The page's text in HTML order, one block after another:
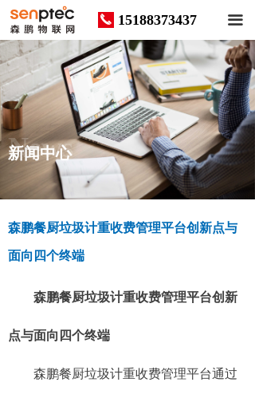
끀
끅 15188373437
森鹏餐厨垃圾计重收费管理平台创新点与
面向四个终端
森鹏餐厨垃圾计重收费管理平台创新
点与面向四个终端
森鹏餐厨垃圾计重收费管理平台通过
News
新闻中心